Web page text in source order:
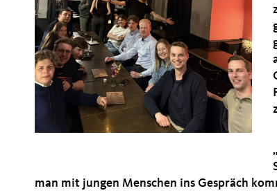
man mit jungen Menschen ins Gespräch